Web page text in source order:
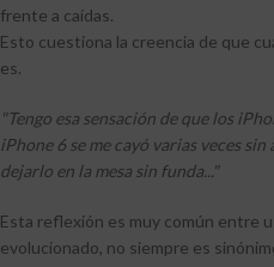
frente a caídas.
Esto cuestiona la creencia de que
es.
"Tengo esa sensación de que los
iPhone 6 se me cayó varias veces
dejarlo en la mesa sin funda..."
Esta reflexión es muy común entre
evolucionado, no siempre es